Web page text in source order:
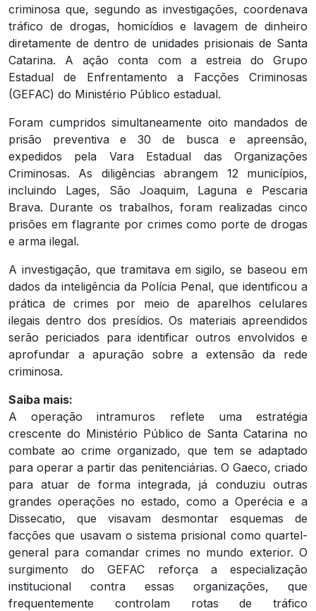
criminosa que, segundo as investigações, coordenava
tráfico de drogas, homicídios e lavagem de dinheiro
diretamente de dentro de unidades prisionais de Santa
Catarina. A ação conta com a estreia do Grupo
Estadual de Enfrentamento a Facções Criminosas
(GEFAC) do Ministério Público estadual.
Foram cumpridos simultaneamente oito mandados de
prisão preventiva e 30 de busca e apreensão,
expedidos pela Vara Estadual das Organizações
Criminosas. As diligências abrangem 12 municípios,
incluindo Lages, São Joaquim, Laguna e Pescaria
Brava. Durante os trabalhos, foram realizadas cinco
prisões em flagrante por crimes como porte de drogas
e arma ilegal.
A investigação, que tramitava em sigilo, se baseou em
dados da inteligência da Polícia Penal, que identificou a
prática de crimes por meio de aparelhos celulares
ilegais dentro dos presídios. Os materiais apreendidos
serão periciados para identificar outros envolvidos e
aprofundar a apuração sobre a extensão da rede
criminosa.
Saiba mais:
A operação intramuros reflete uma estratégia
crescente do Ministério Público de Santa Catarina no
combate ao crime organizado, que tem se adaptado
para operar a partir das penitenciárias. O Gaeco, criado
para atuar de forma integrada, já conduziu outras
grandes operações no estado, como a Operécia e a
Dissecatio, que visavam desmontar esquemas de
facções que usavam o sistema prisional como quartel-
general para comandar crimes no mundo exterior. O
surgimento do GEFAC reforça a especialização
institucional contra essas organizações, que
frequentemente controlam rotas de tráfico